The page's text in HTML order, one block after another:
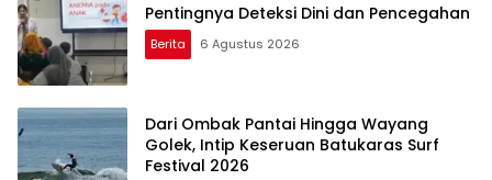
Pentingnya Deteksi Dini dan Pencegahan
Berita 6 Agustus 2026
Dari Ombak Pantai Hingga Wayang
Golek, Intip Keseruan Batukaras Surf
Festival 2026